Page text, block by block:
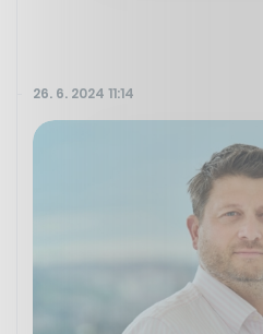
26. 6. 2024 11:14